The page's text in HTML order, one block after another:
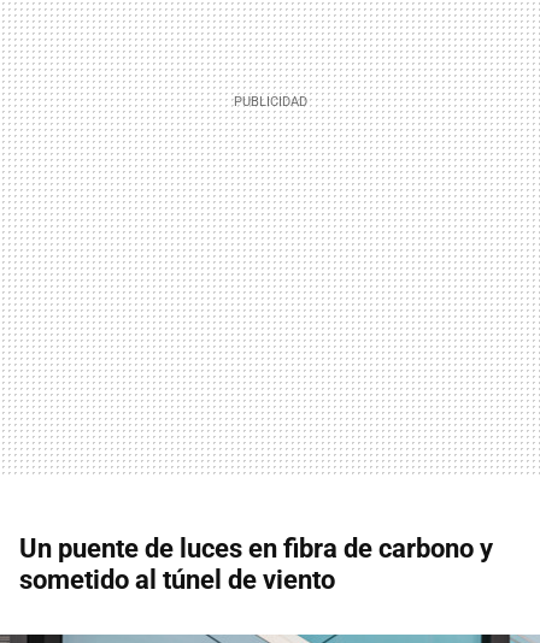
Un puente de luces en fibra de carbono y
sometido al túnel de viento